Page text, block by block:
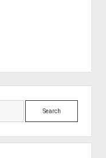
Search